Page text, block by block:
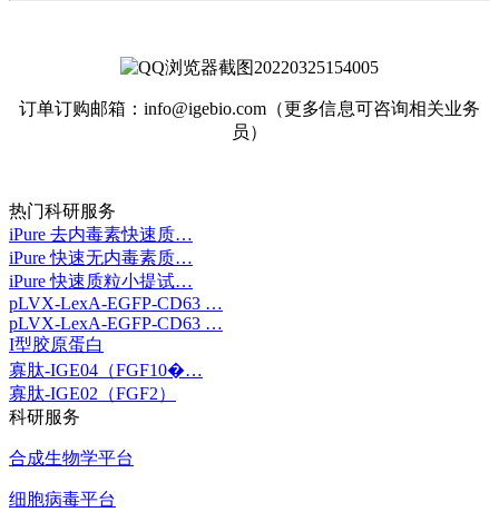
订单订购邮箱： info@igebio.com（更多信息可咨询相关业务
员）
热门科研服务
iPure 去内毒素快速质…
iPure 快速无内毒素质…
iPure 快速质粒小提试…
pLVX-LexA-EGFP-CD63 …
pLVX-LexA-EGFP-CD63 …
I型胶原蛋白
寡肽-IGE04（FGF10�…
寡肽-IGE02（FGF2）
科研服务
合成生物学平台
细胞病毒平台